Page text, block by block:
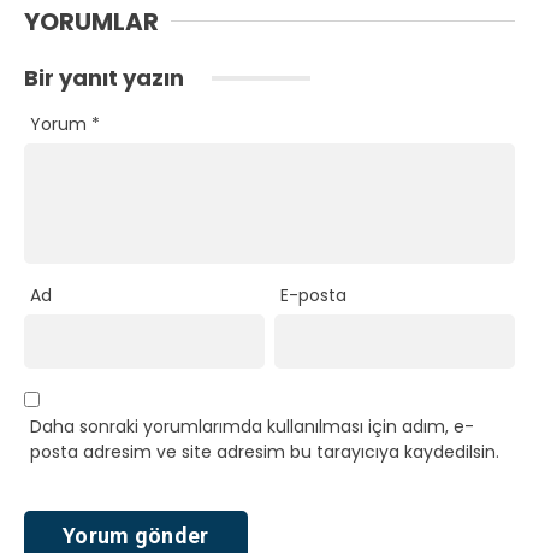
YORUMLAR
Bir yanıt yazın
Yorum *
Ad E-posta
Daha sonraki yorumlarımda kullanılması için adım, e-
posta adresim ve site adresim bu tarayıcıya kaydedilsin.